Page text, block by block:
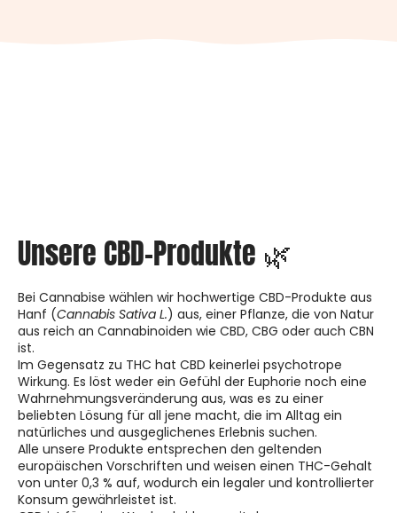
Unsere CBD-Produkte 🌿
Bei Cannabise wählen wir hochwertige CBD-Produkte aus
Hanf (Cannabis Sativa L.) aus, einer Pflanze, die von Natur
aus reich an Cannabinoiden wie CBD, CBG oder auch CBN
ist.
Im Gegensatz zu THC hat CBD keinerlei psychotrope
Wirkung. Es löst weder ein Gefühl der Euphorie noch eine
Wahrnehmungsveränderung aus, was es zu einer
beliebten Lösung für all jene macht, die im Alltag ein
natürliches und ausgeglichenes Erlebnis suchen.
Alle unsere Produkte entsprechen den geltenden
europäischen Vorschriften und weisen einen THC-Gehalt
von unter 0,3 % auf, wodurch ein legaler und kontrollierter
Konsum gewährleistet ist.